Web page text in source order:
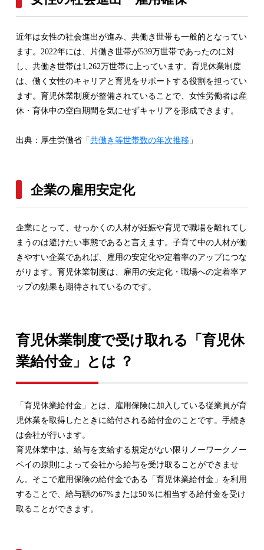
近年は女性の社会進出が進み、共働き世帯も一般的となってい
ます。2022年には、片働き世帯が539万世帯であったのに対
し、共働き世帯は1,262万世帯に上っています。育児休業制度
は、働く女性のキャリアと育児をサポートする役割を担ってい
ます。育児休業制度が整備されていることで、女性労働者は産
休・育休中の空白期間を気にせずキャリアを形成できます。
出典：厚生労働省「 共働き等世帯数の年次推移 」
企業の雇用安定化
企業にとって、せっかくの人材が妊娠や育児で職場を離れてし
まうのは避けたい事態であると言えます。子育て中の人材が働
きやすい企業であれば、雇用の安定化や定着率のアップにつな
がります。育児休業制度は、雇用の安定化・職場への定着率ア
ップの効果も期待されているのです。
育児休業制度で受け取れる「育児休
業給付金」とは ？
「育児休業給付金」とは、雇用保険に加入している従業員が育
児休業を取得したときに給付される給付金のことです。手続き
は会社が行います。
育児休業中は、給与を支給する規定がない限りノーワークノー
ペイの原則によって会社から給与を受け取ることができませ
ん。そこで雇用保険の給付金である「育児休業給付金」を利用
することで、給与額の67%または50％に相当する給付金を受け
取ることができます。